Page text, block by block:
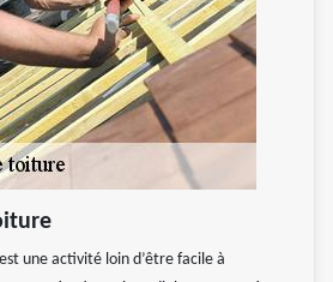
une activité loin d’être facile à